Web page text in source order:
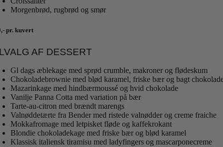
Morgenbrød, rugbrød og smør
pr. kuvert
AF DESSERT
Gl dags æblekage med sprød crumble, makroner og flødeskum
Chokoladebrownie med blød karamel, friske bær og bagt
Mazarinkage med hindbærmoussé og hvid chokolade
Vanilje Panna Cotta med variation på bær
Tarte-au-citron med brændt marengs
Valnøddetærte fra Bender med ristede valnødder og creme fraiche
Mokkafromage med letpisket fløde og kaffekrokant
Blondie chokoladekage med friske bær og blød karamel
Klassisk italiensk tiramisu med ladyfingers og mascarponecreme